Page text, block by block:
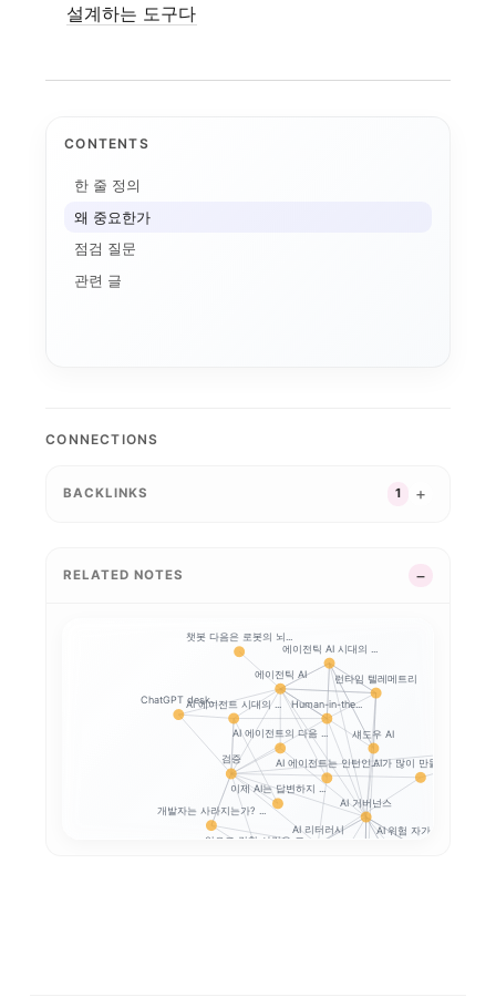
설계하는 도구다
CONTENTS
한 줄 정의
왜 중요한가
점검 질문
관련 글
CONNECTIONS
BACKLINKS 1
RELATED NOTES
AI 거버넌스
AI 리터러시 AI 위험 자가진단
에이전틱 AI 시대의 ...
에이전틱 AI
Human-in-the...
런타임 텔레메트리
섀도우 AI
연구용 AI 워크스테이...
CUDA
개발자는 사라지는가? ...
AI 에이전트 시대의 ...
검증
ChatGPT desk...
앞으로 강한 사람은 코...
AI가 많이 만들수록,...
AI 에이전트의 다음 ...
이제 AI는 답변하지 ...
AI 에이전트는 인턴인...
챗봇 다음은 로봇의 뇌...